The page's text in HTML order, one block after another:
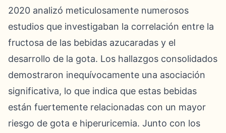
2020 analizó meticulosamente numerosos
estudios que investigaban la correlación entre la
fructosa de las bebidas azucaradas y el
desarrollo de la gota. Los hallazgos consolidados
demostraron inequívocamente una asociación
significativa, lo que indica que estas bebidas
están fuertemente relacionadas con un mayor
riesgo de gota e hiperuricemia. Junto con los